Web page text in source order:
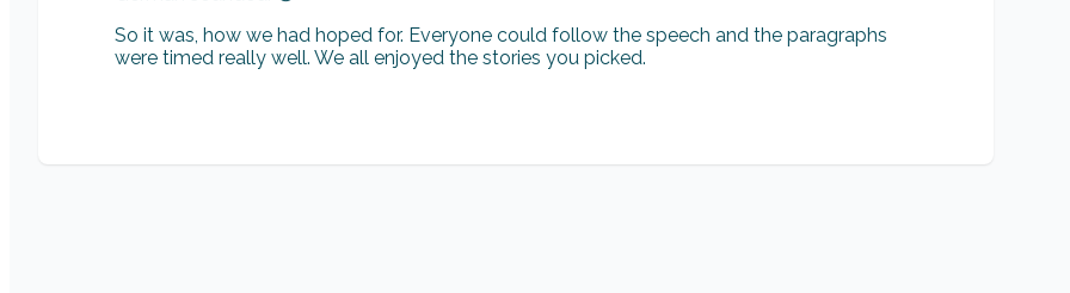
So it was, how we had hoped for. Everyone could follow the speech and the paragraphs
were timed really well. We all enjoyed the stories you picked.